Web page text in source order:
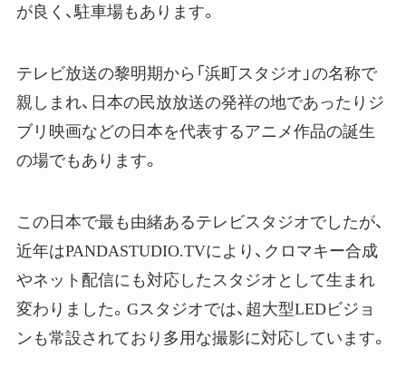
が良く、駐車場もあります。
テレビ放送の黎明期から「浜町スタジオ」の名称で
親しまれ、日本の民放放送の発祥の地であったりジ
ブリ映画などの日本を代表するアニメ作品の誕生
の場でもあります。
この日本で最も由緒あるテレビスタジオでしたが、
近年はPANDASTUDIO.TVにより、クロマキー合成
やネット配信にも対応したスタジオとして生まれ
変わりました。Gスタジオでは、超大型LEDビジョ
ンも常設されており多用な撮影に対応しています。